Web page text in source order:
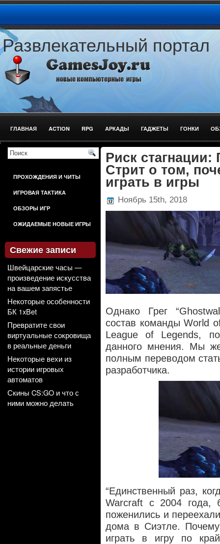
Развлекательный портал
ГЛАВНАЯ ACTION RPG АРКАДЫ ГАДЖЕТЫ ГОНКИ
ШУТЕРЫ
ПРОХОЖДЕНИЯ И ЧИТЫ
ИГРОВАЯ ТАКТИКА
ОБЗОРЫ ИГР
ОЖИДАЕМЫЕ НОВЫЕ ИГРЫ
Свежие записи
Швейцарские часы —
произведение искусства
на вашем запястье
Некоторые особенности
БК 1xBet
Превратите свои
виртуальные сокровища
в реальные деньги
Некоторые вехи из
истории игровых
автоматов
Скины CS:GO и что с
ними можно делать
Риск стагнации:
Стрит о том,
играть в игры
Ноябрь 15th, 2018
Однако Грег
состав команды World
League of Legends,
данного мнения. Мы
полным переводом
разработчика.
“Единственный раз,
Warcraft с 2004
поженились и
дома в Сиэтле.
играть в игру по